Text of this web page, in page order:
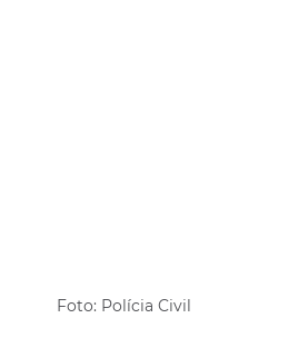
Foto: Polícia Civil